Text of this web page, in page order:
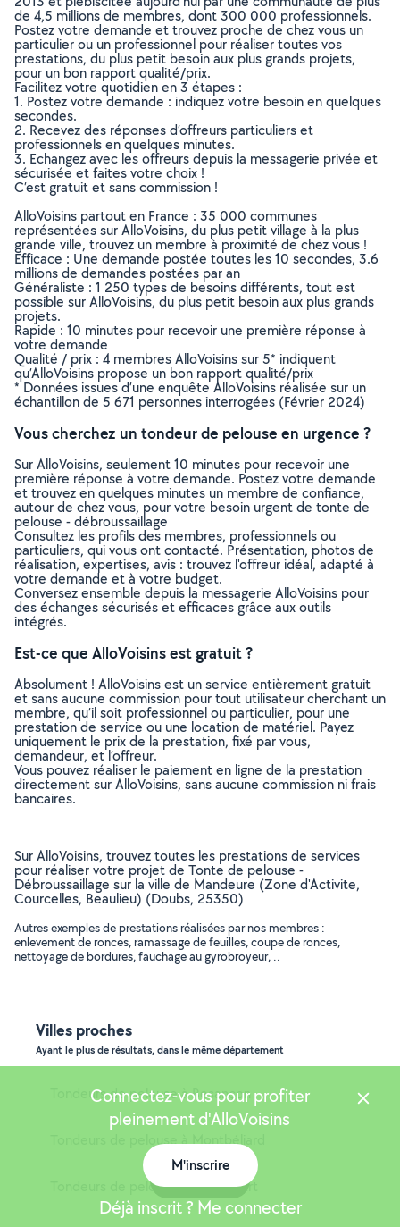
de 4,5 millions de membres, dont 300 000 professionnels.
Postez votre demande et trouvez proche de chez vous un
particulier ou un professionnel pour réaliser toutes vos
prestations, du plus petit besoin aux plus grands projets,
pour un bon rapport qualité/prix.
Facilitez votre quotidien en 3 étapes :
1. Postez votre demande : indiquez votre besoin en quelques
secondes.
2. Recevez des réponses d’offreurs particuliers et
professionnels en quelques minutes.
3. Echangez avec les offreurs depuis la messagerie privée et
sécurisée et faites votre choix !
C’est gratuit et sans commission !
AlloVoisins partout en France : 35 000 communes
représentées sur AlloVoisins, du plus petit village à la plus
grande ville, trouvez un membre à proximité de chez vous !
Efficace : Une demande postée toutes les 10 secondes, 3.6
millions de demandes postées par an
Généraliste : 1 250 types de besoins différents, tout est
possible sur AlloVoisins, du plus petit besoin aux plus grands
projets.
Rapide : 10 minutes pour recevoir une première réponse à
votre demande
Qualité / prix : 4 membres AlloVoisins sur 5* indiquent
qu’AlloVoisins propose un bon rapport qualité/prix
* Données issues d’une enquête AlloVoisins réalisée sur un
échantillon de 5 671 personnes interrogées (Février 2024)
Vous cherchez un tondeur de pelouse en urgence ?
Sur AlloVoisins, seulement 10 minutes pour recevoir une
première réponse à votre demande. Postez votre demande
et trouvez en quelques minutes un membre de confiance,
autour de chez vous, pour votre besoin urgent de tonte de
pelouse - débroussaillage
Consultez les profils des membres, professionnels ou
particuliers, qui vous ont contacté. Présentation, photos de
réalisation, expertises, avis : trouvez l'offreur idéal, adapté à
votre demande et à votre budget.
Conversez ensemble depuis la messagerie AlloVoisins pour
des échanges sécurisés et efficaces grâce aux outils
intégrés.
Est-ce que AlloVoisins est gratuit ?
Absolument ! AlloVoisins est un service entièrement gratuit
et sans aucune commission pour tout utilisateur cherchant un
membre, qu’il soit professionnel ou particulier, pour une
prestation de service ou une location de matériel. Payez
uniquement le prix de la prestation, fixé par vous,
demandeur, et l’offreur.
Vous pouvez réaliser le paiement en ligne de la prestation
directement sur AlloVoisins, sans aucune commission ni frais
bancaires.
Sur AlloVoisins, trouvez toutes les prestations de services
pour réaliser votre projet de Tonte de pelouse -
Débroussaillage sur la ville de Mandeure (Zone d'Activite,
Courcelles, Beaulieu) (Doubs, 25350)
Autres exemples de prestations réalisées par nos membres :
enlevement de ronces, ramassage de feuilles, coupe de ronces,
nettoyage de bordures, fauchage au gyrobroyeur, ..
Villes proches
Ayant le plus de résultats, dans le même département
Tondeurs de pelouse à Besançon
Tondeurs de pelouse à Montbéliard
Tondeurs de pelouse à Audincourt
Connectez-vous pour profiter
pleinement d'AlloVoisins
M'inscrire
Déjà inscrit ? Me connecter